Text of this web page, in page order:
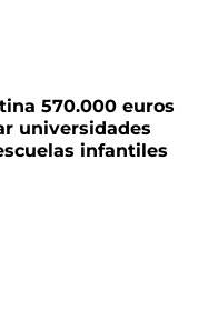
570.000 euros
universidades
infantiles